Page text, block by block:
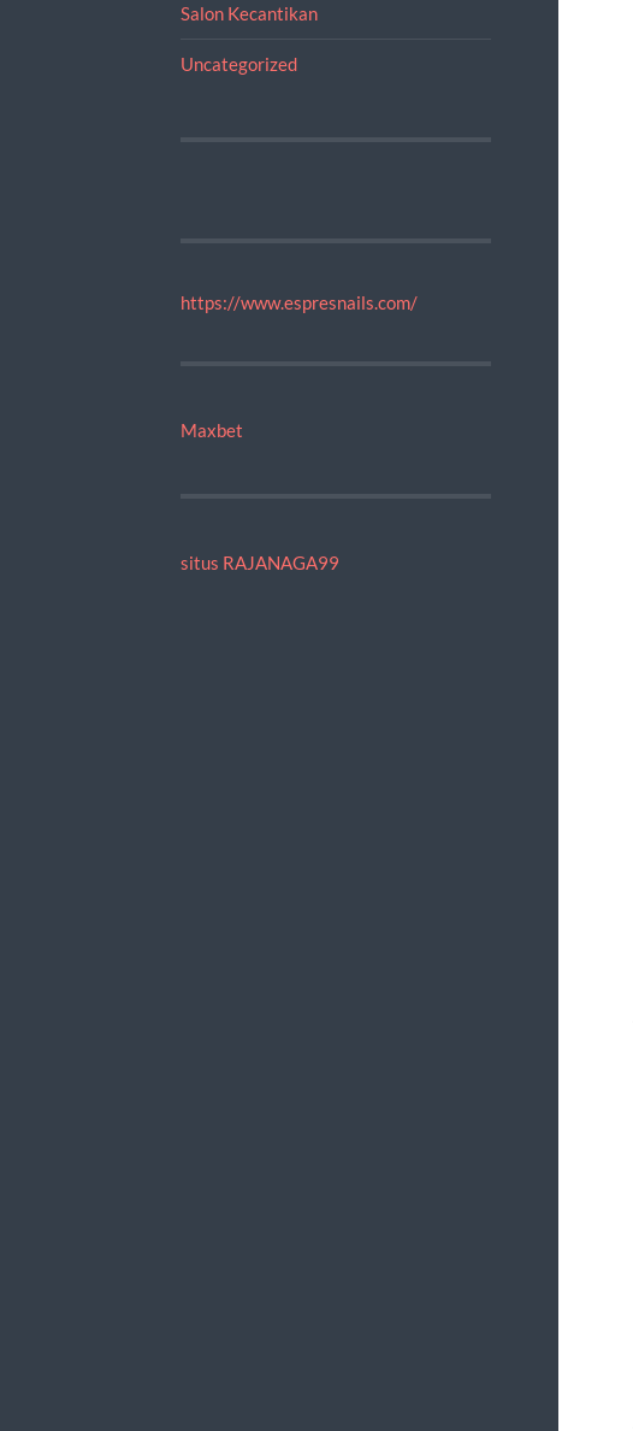
Salon Kecantikan
Uncategorized
https://www.espresnails.com/
Maxbet
situs RAJANAGA99